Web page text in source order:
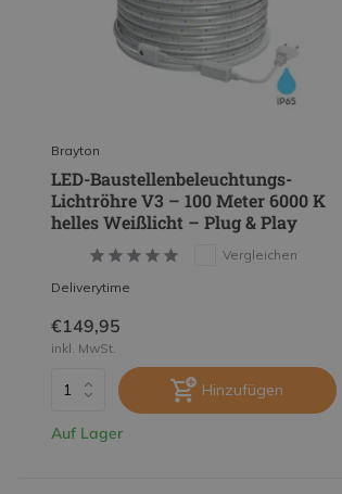
Brayton
LED-Baustellenbeleuchtungs-
Lichtröhre V3 – 100 Meter 6000 K
helles Weißlicht – Plug & Play
Vergleichen
Deliverytime
€149,95
inkl. MwSt.
Hinzufügen
Auf Lager